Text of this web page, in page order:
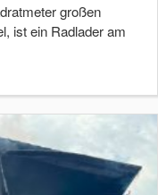
großen
ist ein Radlader am